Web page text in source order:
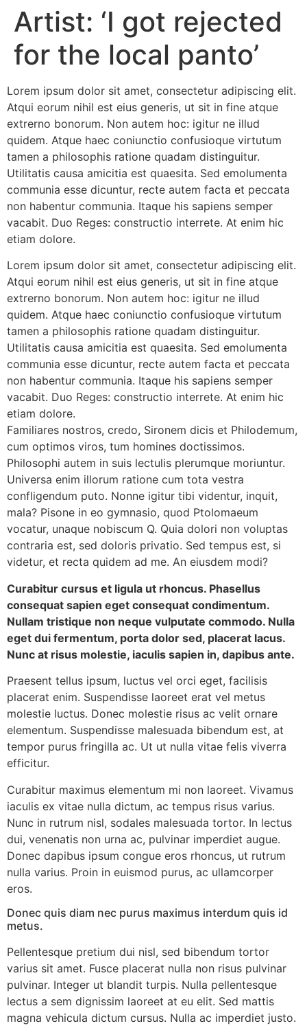
Artist: ‘I got rejected
for the local panto’
Lorem ipsum dolor sit amet, consectetur adipiscing elit.
Atqui eorum nihil est eius generis, ut sit in fine atque
extrerno bonorum. Non autem hoc: igitur ne illud
quidem. Atque haec coniunctio confusioque virtutum
tamen a philosophis ratione quadam distinguitur.
Utilitatis causa amicitia est quaesita. Sed emolumenta
communia esse dicuntur, recte autem facta et peccata
non habentur communia. Itaque his sapiens semper
vacabit. Duo Reges: constructio interrete. At enim hic
etiam dolore.
Lorem ipsum dolor sit amet, consectetur adipiscing elit.
Atqui eorum nihil est eius generis, ut sit in fine atque
extrerno bonorum. Non autem hoc: igitur ne illud
quidem. Atque haec coniunctio confusioque virtutum
tamen a philosophis ratione quadam distinguitur.
Utilitatis causa amicitia est quaesita. Sed emolumenta
communia esse dicuntur, recte autem facta et peccata
non habentur communia. Itaque his sapiens semper
vacabit. Duo Reges: constructio interrete. At enim hic
etiam dolore.
Familiares nostros, credo, Sironem dicis et Philodemum,
cum optimos viros, tum homines doctissimos.
Philosophi autem in suis lectulis plerumque moriuntur.
Universa enim illorum ratione cum tota vestra
confligendum puto. Nonne igitur tibi videntur, inquit,
mala? Pisone in eo gymnasio, quod Ptolomaeum
vocatur, unaque nobiscum Q. Quia dolori non voluptas
contraria est, sed doloris privatio. Sed tempus est, si
videtur, et recta quidem ad me. An eiusdem modi?
Curabitur cursus et ligula ut rhoncus. Phasellus
consequat sapien eget consequat condimentum.
Nullam tristique non neque vulputate commodo. Nulla
eget dui fermentum, porta dolor sed, placerat lacus.
Nunc at risus molestie, iaculis sapien in, dapibus ante.
Praesent tellus ipsum, luctus vel orci eget, facilisis
placerat enim. Suspendisse laoreet erat vel metus
molestie luctus. Donec molestie risus ac velit ornare
elementum. Suspendisse malesuada bibendum est, at
tempor purus fringilla ac. Ut ut nulla vitae felis viverra
efficitur.
Curabitur maximus elementum mi non laoreet. Vivamus
iaculis ex vitae nulla dictum, ac tempus risus varius.
Nunc in rutrum nisl, sodales malesuada tortor. In lectus
dui, venenatis non urna ac, pulvinar imperdiet augue.
Donec dapibus ipsum congue eros rhoncus, ut rutrum
nulla varius. Proin in euismod purus, ac ullamcorper
eros.
Donec quis diam nec purus maximus interdum quis id
metus.
Pellentesque pretium dui nisl, sed bibendum tortor
varius sit amet. Fusce placerat nulla non risus pulvinar
pulvinar. Integer ut blandit turpis. Nulla pellentesque
lectus a sem dignissim laoreet at eu elit. Sed mattis
magna vehicula dictum cursus. Nulla ac imperdiet justo.